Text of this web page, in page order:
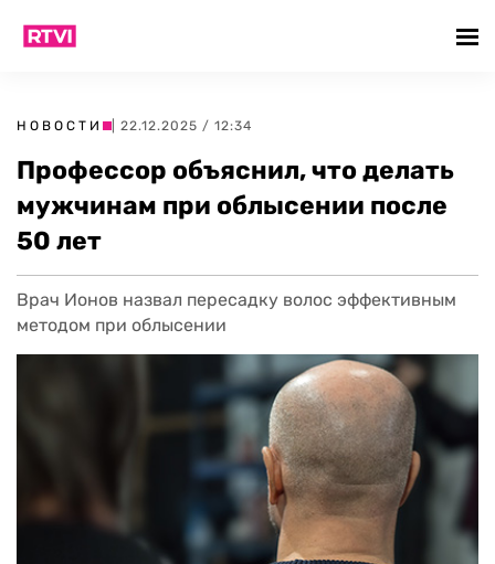
НОВОСТИ | 22.12.2025 / 12:34
Профессор объяснил, что делать
мужчинам при облысении после
50 лет
Врач Ионов назвал пересадку волос эффективным
методом при облысении